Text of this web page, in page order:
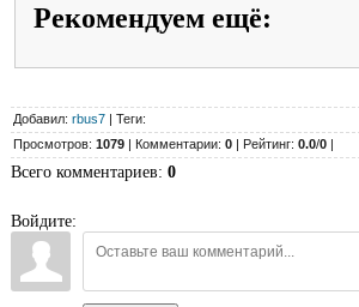
Рекомендуем ещё:
Добавил: rbus7 | Теги:
Просмотров: 1079 | Комментарии: 0 | Рейтинг: 0.0/0 |
Всего комментариев: 0
Войдите: